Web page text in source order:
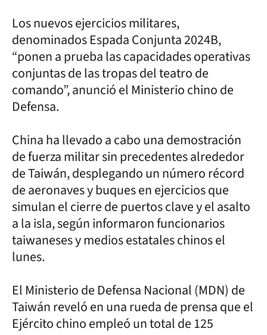
Los nuevos ejercicios militares,
denominados Espada Conjunta 2024B,
“ponen a prueba las capacidades operativas
conjuntas de las tropas del teatro de
comando”, anunció el Ministerio chino de
Defensa.
China ha llevado a cabo una demostración
de fuerza militar sin precedentes alrededor
de Taiwán, desplegando un número récord
de aeronaves y buques en ejercicios que
simulan el cierre de puertos clave y el asalto
a la isla, según informaron funcionarios
taiwaneses y medios estatales chinos el
lunes.
El Ministerio de Defensa Nacional (MDN) de
Taiwán reveló en una rueda de prensa que el
Ejército chino empleó un total de 125